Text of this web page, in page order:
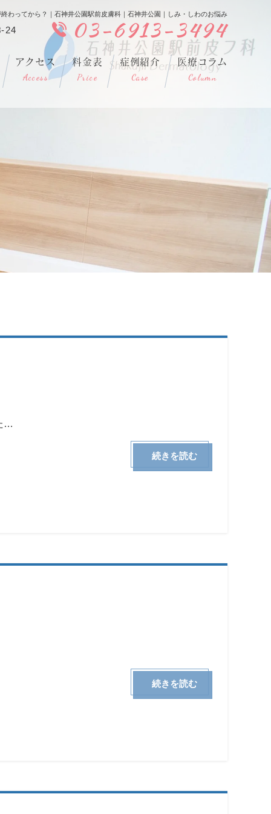
わってから？｜石神井公園駅前皮膚科｜石神井公園｜しみ・しわのお悩み
24 03-6913-3494
アクセス
Access
料金表
Price
症例紹介
Case
医療コラム
Column
…
続きを読む
続きを読む